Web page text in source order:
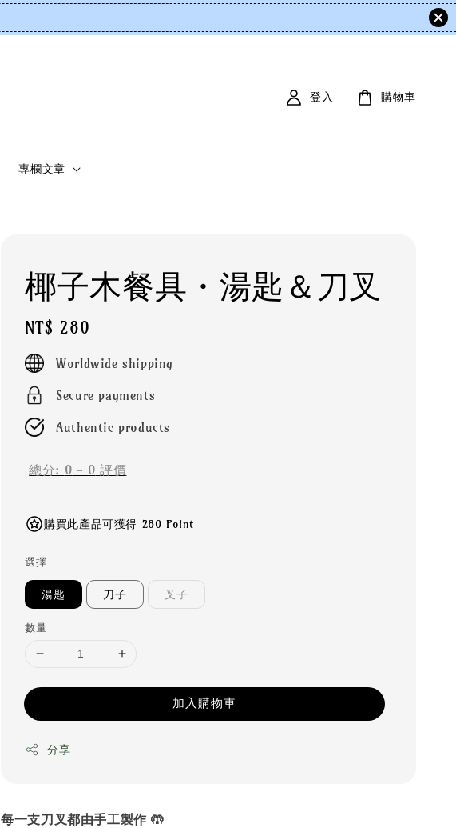
專欄文章
登入 購物車
椰子木餐具・湯匙＆刀叉
Regular
price
NT$ 280
Worldwide shipping
Secure payments
Authentic products
總分: 0 - 0 評價
購買此產品可獲得 280 Point
選擇
湯匙 刀子 叉子
數量
加入購物車
分享
每一支刀叉都由手工製作 🤲